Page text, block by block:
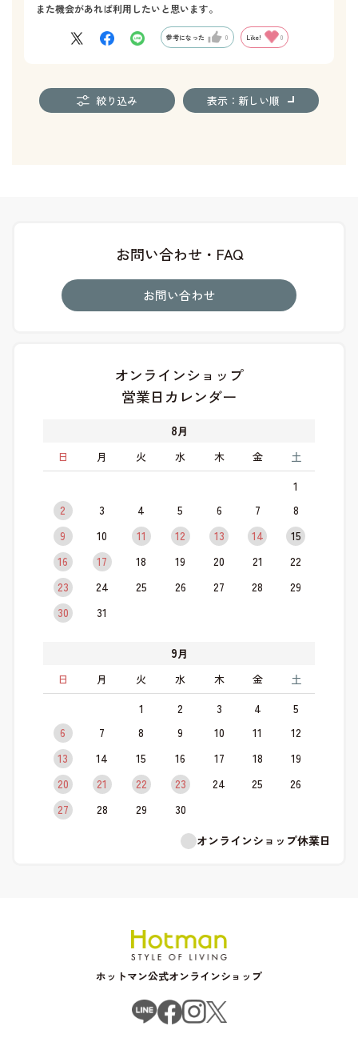
また機会があれば利用したいと思います。
参考になった 0 Like! 0
絞り込み 表示：新しい順
お問い合わせ・FAQ
お問い合わせ
オンラインショップ
営業日カレンダー
8月
日
月 火 水 木 金 土
1
2
3 4 5 6 7
8
9
10 11 12 13 14
15
16
17 18 19 20 21
22
23
24 25 26 27 28
29
30
31
9月
日
月 火 水 木 金 土
1 2 3 4
5
6
7 8 9 10 11
12
13
14 15 16 17 18
19
20
21 22 23 24 25
26
27
28 29
30
オンラインショップ休業日
ホットマン公式オンラインショップ